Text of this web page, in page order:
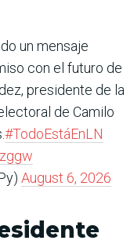
un mensaje
con el futuro de
presidente de la
de Camilo
#TodoEstáEnLN
August 6, 2026